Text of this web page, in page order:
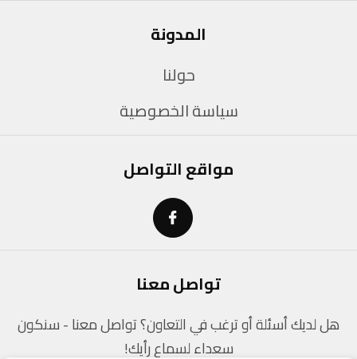
المدونة
حولنا
سياسة الخصوصية
مواقع التواصل
تواصل معنا
هل لديك أسئلة أو ترغب في التعاون؟ تواصل معنا - سنكون
سعداء لسماع رأيك!